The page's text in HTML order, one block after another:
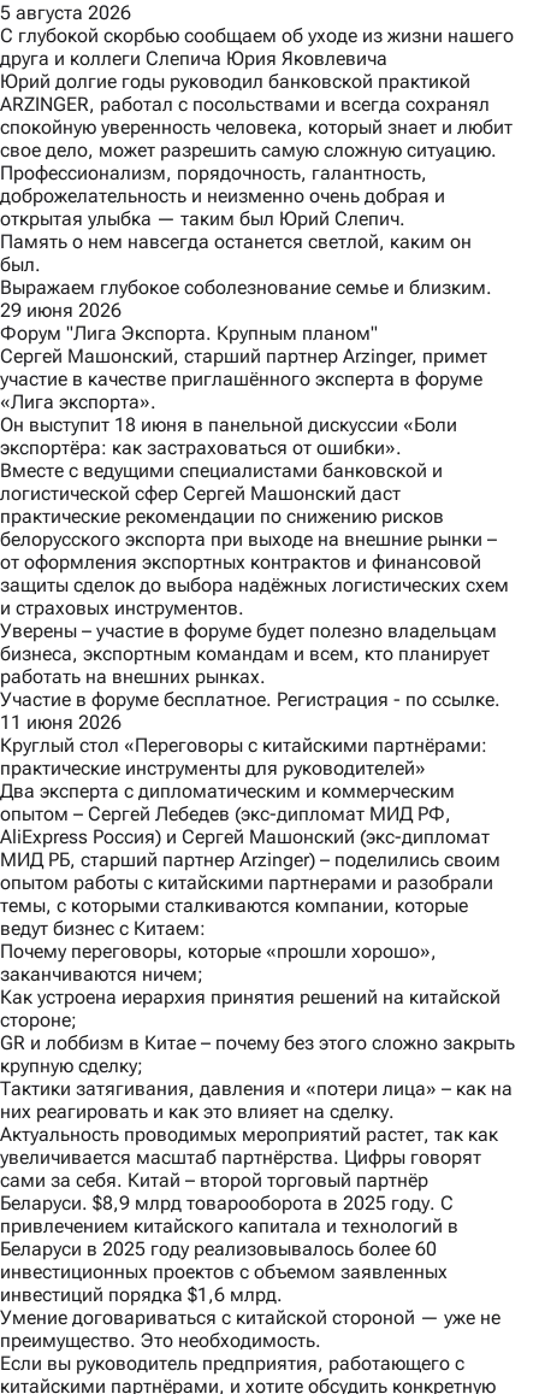
5 августа 2026
С глубокой скорбью сообщаем об уходе из жизни нашего
друга и коллеги Слепича Юрия Яковлевича
Юрий долгие годы руководил банковской практикой
ARZINGER, работал с посольствами и всегда сохранял
спокойную уверенность человека, который знает и любит
свое дело, может разрешить самую сложную ситуацию.
Профессионализм, порядочность, галантность,
доброжелательность и неизменно очень добрая и
открытая улыбка — таким был Юрий Слепич.
Память о нем навсегда останется светлой, каким он
был.
Выражаем глубокое соболезнование семье и близким.
29 июня 2026
Форум "Лига Экспорта. Крупным планом"
Сергей Машонский, старший партнер Arzinger, примет
участие в качестве приглашённого эксперта в форуме
«Лига экспорта».
Он выступит 18 июня в панельной дискуссии «Боли
экспортёра: как застраховаться от ошибки».
Вместе с ведущими специалистами банковской и
логистической сфер Сергей Машонский даст
практические рекомендации по снижению рисков
белорусского экспорта при выходе на внешние рынки –
от оформления экспортных контрактов и финансовой
защиты сделок до выбора надёжных логистических схем
и страховых инструментов.
Уверены – участие в форуме будет полезно владельцам
бизнеса, экспортным командам и всем, кто планирует
работать на внешних рынках.
Участие в форуме бесплатное. Регистрация - по ссылке.
11 июня 2026
Круглый стол «Переговоры с китайскими партнёрами:
практические инструменты для руководителей»
Два эксперта с дипломатическим и коммерческим
опытом – Сергей Лебедев (экс-дипломат МИД РФ,
AliExpress Россия) и Сергей Машонский (экс-дипломат
МИД РБ, старший партнер Arzinger) – поделились своим
опытом работы с китайскими партнерами и разобрали
темы, с которыми сталкиваются компании, которые
ведут бизнес с Китаем:
Почему переговоры, которые «прошли хорошо»,
заканчиваются ничем;
Как устроена иерархия принятия решений на китайской
стороне;
GR и лоббизм в Китае – почему без этого сложно закрыть
крупную сделку;
Тактики затягивания, давления и «потери лица» – как на
них реагировать и как это влияет на сделку.
Актуальность проводимых мероприятий растет, так как
увеличивается масштаб партнёрства. Цифры говорят
сами за себя. Китай – второй торговый партнёр
Беларуси. $8,9 млрд товарооборота в 2025 году. С
привлечением китайского капитала и технологий в
Беларуси в 2025 году реализовывалось более 60
инвестиционных проектов с объемом заявленных
инвестиций порядка $1,6 млрд.
Умение договариваться с китайской стороной — уже не
преимущество. Это необходимость.
Если вы руководитель предприятия, работающего с
китайскими партнёрами, и хотите обсудить конкретную